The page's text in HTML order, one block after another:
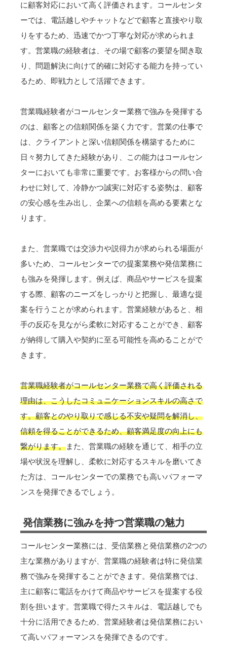
に顧客対応において高く評価されます。コールセンタ
ーでは、電話越しやチャットなどで顧客と直接やり取
りをするため、迅速でかつ丁寧な対応が求められま
す。営業職の経験者は、その場で顧客の要望を聞き取
り、問題解決に向けて的確に対応する能力を持ってい
るため、即戦力として活躍できます。
営業職経験者がコールセンター業務で強みを発揮する
のは、顧客との信頼関係を築く力です。営業の仕事で
は、クライアントと深い信頼関係を構築するために
日々努力してきた経験があり、この能力はコールセン
ターにおいても非常に重要です。お客様からの問い合
わせに対して、冷静かつ誠実に対応する姿勢は、顧客
の安心感を生み出し、企業への信頼を高める要素とな
ります。
また、営業職では交渉力や説得力が求められる場面が
多いため、コールセンターでの提案業務や発信業務に
も強みを発揮します。例えば、商品やサービスを提案
する際、顧客のニーズをしっかりと把握し、最適な提
案を行うことが求められます。営業経験があると、相
手の反応を見ながら柔軟に対応することができ、顧客
が納得して購入や契約に至る可能性を高めることがで
きます。
営業職経験者がコールセンター業務で高く評価される
理由は、こうしたコミュニケーションスキルの高さで
す。顧客とのやり取りで感じる不安や疑問を解消し、
信頼を得ることができるため、顧客満足度の向上にも
繋がります。また、営業職の経験を通じて、相手の立
場や状況を理解し、柔軟に対応するスキルを磨いてき
た方は、コールセンターでの業務でも高いパフォーマ
ンスを発揮できるでしょう。
発信業務に強みを持つ営業職の魅力
コールセンター業務には、受信業務と発信業務の2つの
主な業務がありますが、営業職の経験者は特に発信業
務で強みを発揮することができます。発信業務では、
主に顧客に電話をかけて商品やサービスを提案する役
割を担います。営業職で得たスキルは、電話越しでも
十分に活用できるため、営業経験者は発信業務におい
て高いパフォーマンスを発揮できるのです。